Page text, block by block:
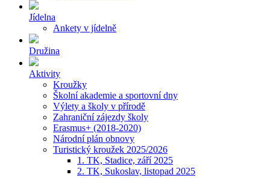
Jídelna
Ankety v jídelně
Družina
Aktivity
Kroužky
Školní akademie a sportovní dny
Výlety a školy v přírodě
Zahraniční zájezdy školy
Erasmus+ (2018-2020)
Národní plán obnovy
Turistický kroužek 2025/2026
1. TK, Stadice, září 2025
2. TK, Sukoslav, listopad 2025